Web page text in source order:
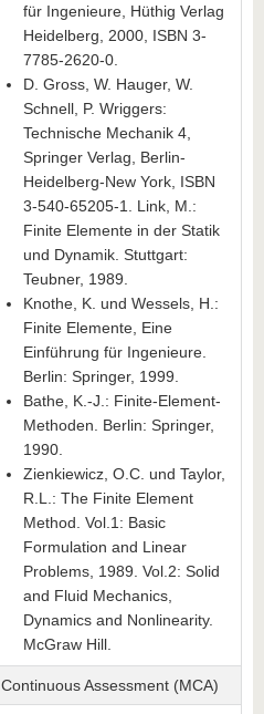
für Ingenieure, Hüthig Verlag
Heidelberg, 2000, ISBN 3-
7785-2620-0.
D. Gross, W. Hauger, W.
Schnell, P. Wriggers:
Technische Mechanik 4,
Springer Verlag, Berlin-
Heidelberg-New York, ISBN
3-540-65205-1. Link, M.:
Finite Elemente in der Statik
und Dynamik. Stuttgart:
Teubner, 1989.
Knothe, K. und Wessels, H.:
Finite Elemente, Eine
Einführung für Ingenieure.
Berlin: Springer, 1999.
Bathe, K.-J.: Finite-Element-
Methoden. Berlin: Springer,
1990.
Zienkiewicz, O.C. und Taylor,
R.L.: The Finite Element
Method. Vol.1: Basic
Formulation and Linear
Problems, 1989. Vol.2: Solid
and Fluid Mechanics,
Dynamics and Nonlinearity.
McGraw Hill.
Continuous Assessment (MCA)